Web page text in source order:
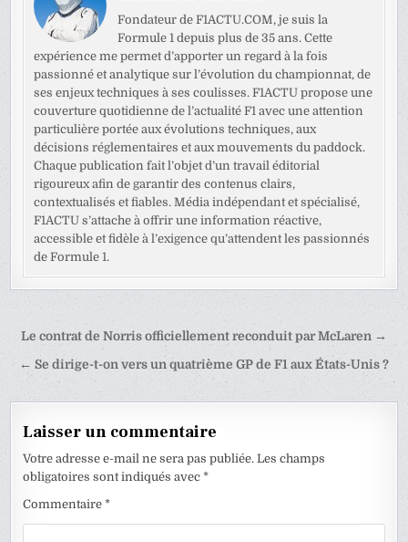
Fondateur de F1ACTU.COM, je suis la
Formule 1 depuis plus de 35 ans. Cette
expérience me permet d’apporter un regard à la fois
passionné et analytique sur l’évolution du championnat, de
ses enjeux techniques à ses coulisses. F1ACTU propose une
couverture quotidienne de l’actualité F1 avec une attention
particulière portée aux évolutions techniques, aux
décisions réglementaires et aux mouvements du paddock.
Chaque publication fait l’objet d’un travail éditorial
rigoureux afin de garantir des contenus clairs,
contextualisés et fiables. Média indépendant et spécialisé,
F1ACTU s’attache à offrir une information réactive,
accessible et fidèle à l’exigence qu’attendent les passionnés
de Formule 1.
Navigation
de
Le contrat de Norris officiellement reconduit par McLaren →
← Se dirige-t-on vers un quatrième GP de F1 aux États-Unis ?
Laisser un commentaire
Votre adresse e-mail ne sera pas publiée. Les champs
obligatoires sont indiqués avec*
Commentaire*